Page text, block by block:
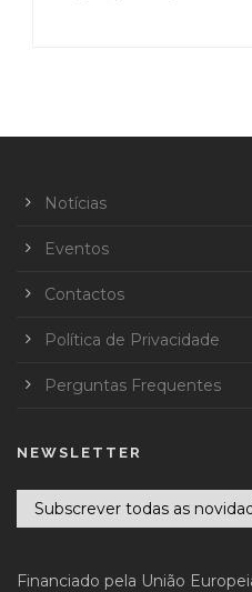
Notícias
Eventos
Contactos
Política de Privacidade
Perguntas Frequentes
NEWSLETTER
Subscrever todas as
Financiado pela União